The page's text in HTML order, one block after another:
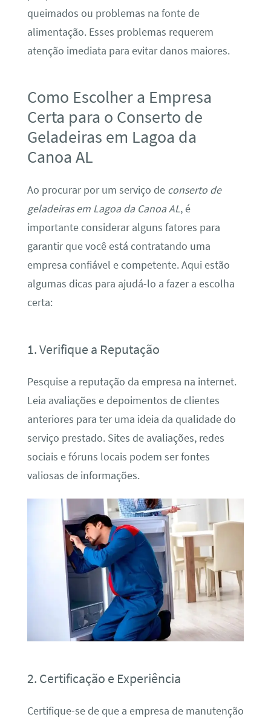
queimados ou problemas na fonte de
alimentação. Esses problemas requerem
atenção imediata para evitar danos maiores.
Como Escolher a Empresa
Certa para o Conserto de
Geladeiras em Lagoa da
Canoa AL
Ao procurar por um serviço de conserto de
geladeiras em Lagoa da Canoa AL, é
importante considerar alguns fatores para
garantir que você está contratando uma
empresa confiável e competente. Aqui estão
algumas dicas para ajudá-lo a fazer a escolha
certa:
1. Verifique a Reputação
Pesquise a reputação da empresa na internet.
Leia avaliações e depoimentos de clientes
anteriores para ter uma ideia da qualidade do
serviço prestado. Sites de avaliações, redes
sociais e fóruns locais podem ser fontes
valiosas de informações.
2. Certificação e Experiência
Certifique-se de que a empresa de manutenção